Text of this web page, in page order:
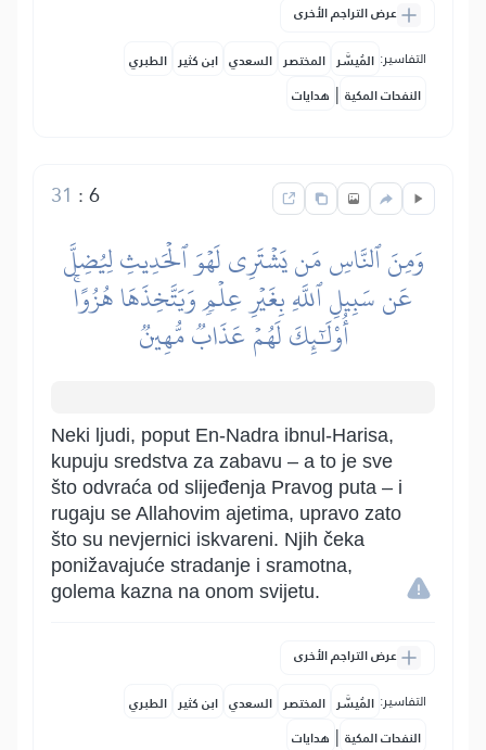
عرض التراجم الأخرى
التفاسير: المُيسَّر المختصر السعدي ابن كثير الطبري
النفحات المكية | هدايات
6
:
31
وَمِنَ ٱلنَّاسِ مَن يَشۡتَرِي لَهۡوَ ٱلۡحَدِيثِ لِيُضِلَّ
عَن سَبِيلِ ٱللَّهِ بِغَيۡرِ عِلۡمٖ وَيَتَّخِذَهَا هُزُوًاۚ
أُوْلَٰٓئِكَ لَهُمۡ عَذَابٞ مُّهِينٞ
Neki ljudi, poput En-Nadra ibnul-Harisa,
kupuju sredstva za zabavu – a to je sve
što odvraća od slijeđenja Pravog puta – i
rugaju se Allahovim ajetima, upravo zato
što su nevjernici iskvareni. Njih čeka
ponižavajuće stradanje i sramotna,
golema kazna na onom svijetu.
عرض التراجم الأخرى
التفاسير: المُيسَّر المختصر السعدي ابن كثير الطبري
النفحات المكية | هدايات